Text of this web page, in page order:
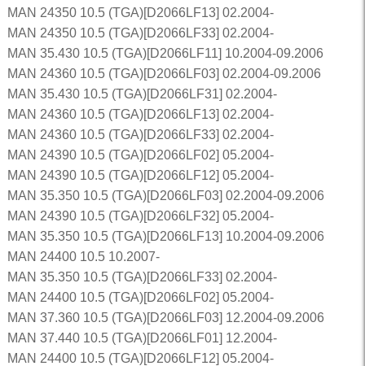
MAN 24350 10.5 (TGA)[D2066LF13] 02.2004-
MAN 24350 10.5 (TGA)[D2066LF33] 02.2004-
MAN 35.430 10.5 (TGA)[D2066LF11] 10.2004-09.2006
MAN 24360 10.5 (TGA)[D2066LF03] 02.2004-09.2006
MAN 35.430 10.5 (TGA)[D2066LF31] 02.2004-
MAN 24360 10.5 (TGA)[D2066LF13] 02.2004-
MAN 24360 10.5 (TGA)[D2066LF33] 02.2004-
MAN 24390 10.5 (TGA)[D2066LF02] 05.2004-
MAN 24390 10.5 (TGA)[D2066LF12] 05.2004-
MAN 35.350 10.5 (TGA)[D2066LF03] 02.2004-09.2006
MAN 24390 10.5 (TGA)[D2066LF32] 05.2004-
MAN 35.350 10.5 (TGA)[D2066LF13] 10.2004-09.2006
MAN 24400 10.5 10.2007-
MAN 35.350 10.5 (TGA)[D2066LF33] 02.2004-
MAN 24400 10.5 (TGA)[D2066LF02] 05.2004-
MAN 37.360 10.5 (TGA)[D2066LF03] 12.2004-09.2006
MAN 37.440 10.5 (TGA)[D2066LF01] 12.2004-
MAN 24400 10.5 (TGA)[D2066LF12] 05.2004-